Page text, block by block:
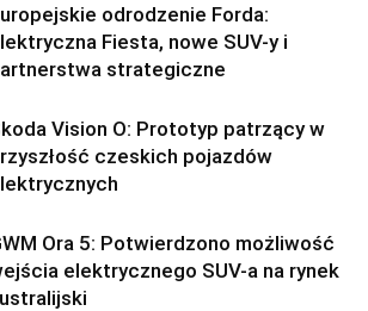
odrodzenie Forda:
Fiesta, nowe SUV-y i
strategiczne
Vision O: Prototyp patrzący w
czeskich pojazdów
Ora 5: Potwierdzono możliwość
elektrycznego SUV-a na rynek